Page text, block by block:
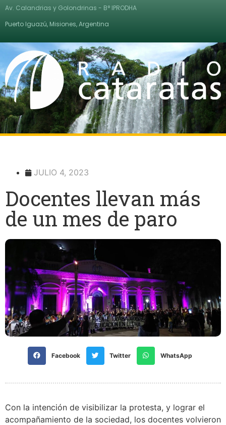
Av. Calandrias y Golondrinas - B° IPRODHA
Puerto Iguazú, Misiones, Argentina
JULIO 4, 2023
Docentes llevan más
de un mes de paro
Facebook Twitter WhatsApp
Con la intención de visibilizar la protesta, y lograr el
acompañamiento de la sociedad, los docentes volvieron